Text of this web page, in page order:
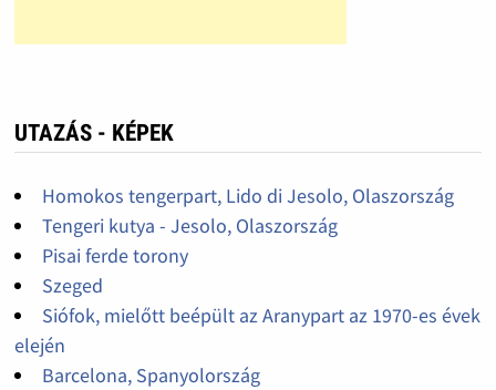
UTAZÁS - KÉPEK
Homokos tengerpart, Lido di Jesolo, Olaszország
Tengeri kutya - Jesolo, Olaszország
Pisai ferde torony
Szeged
Siófok, mielőtt beépült az Aranypart az 1970-es évek
elején
Barcelona, Spanyolország